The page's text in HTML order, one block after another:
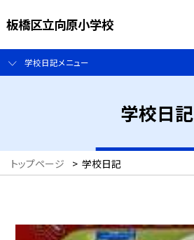
板橋区立向原小学校
学校日記メニュー
学校日記
トップページ > 学校日記